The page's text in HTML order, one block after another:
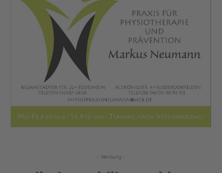
- Werbung -